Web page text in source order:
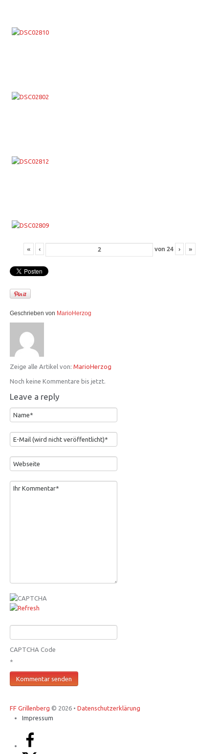
« ‹ von 24 › »
Geschrieben von MarioHerzog
Zeige alle Artikel von: MarioHerzog
Noch keine Kommentare bis jetzt.
Leave a reply
CAPTCHA Code
*
FF Grillenberg © 2026 • Datenschutzerklärung
Impressum